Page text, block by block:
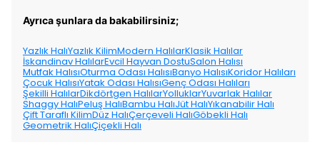
Ayrıca şunlara da bakabilirsiniz;
Yazlık HalıYazlık KilimModern HalılarKlasik Halılar
İskandinav HalılarEvcil Hayvan DostuSalon Halısı
Mutfak HalısıOturma Odası HalısıBanyo HalısıKoridor Halıları
Çocuk HalısıYatak Odası HalısıGenç Odası Halıları
Şekilli HalılarDikdörtgen HalılarYolluklarYuvarlak Halılar
Shaggy HalıPeluş HalıBambu HalıJüt HalıYıkanabilir Halı
Çift Taraflı KilimDüz HalıÇerçeveli HalıGöbekli Halı
Geometrik HalıÇiçekli Halı